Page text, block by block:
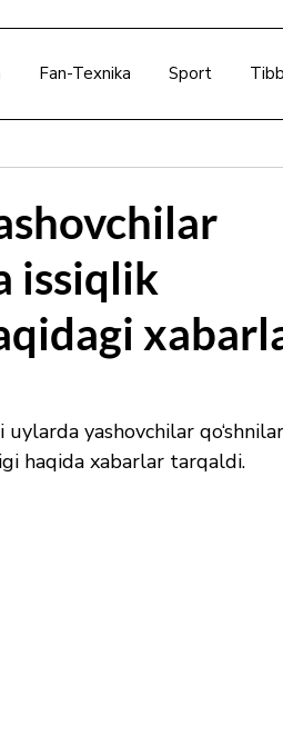
Fan-Texnika Sport
issiqlik
yashovchilar
haqida xabarlar tarqaldi.